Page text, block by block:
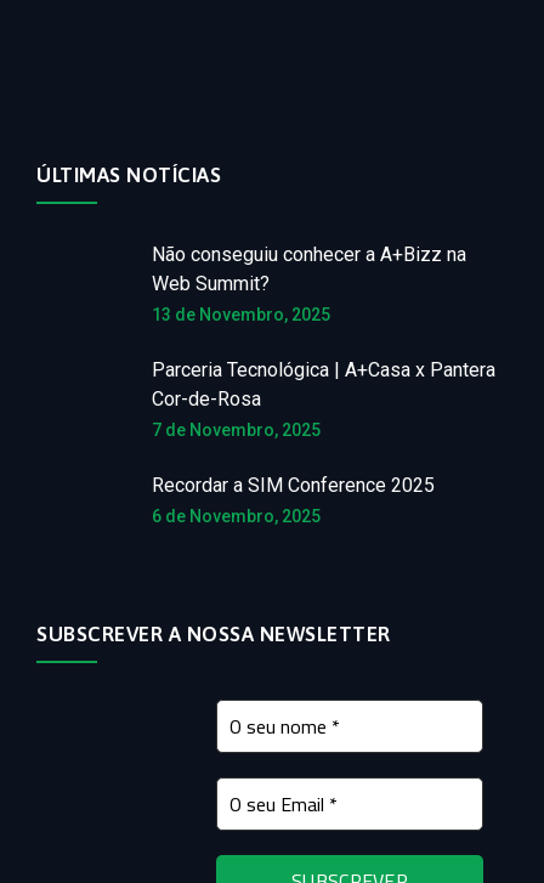
ÚLTIMAS NOTÍCIAS
Não conseguiu conhecer a A+Bizz na
Web Summit?
13 de Novembro, 2025
Parceria Tecnológica | A+Casa x Pantera
Cor-de-Rosa
7 de Novembro, 2025
Recordar a SIM Conference 2025
6 de Novembro, 2025
SUBSCREVER A NOSSA NEWSLETTER